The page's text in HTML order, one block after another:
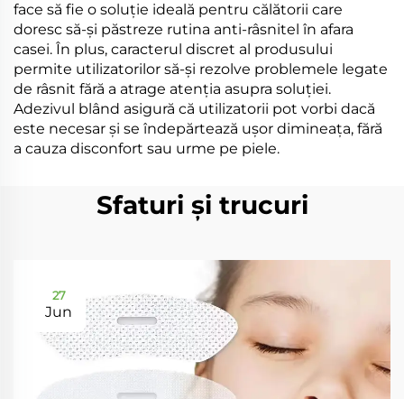
face să fie o soluție ideală pentru călătorii care
doresc să-și păstreze rutina anti-râsnitel în afara
casei. În plus, caracterul discret al produsului
permite utilizatorilor să-și rezolve problemele legate
de râsnit fără a atrage atenția asupra soluției.
Adezivul blând asigură că utilizatorii pot vorbi dacă
este necesar și se îndepărtează ușor dimineața, fără
a cauza disconfort sau urme pe piele.
Sfaturi și trucuri
27
Jun